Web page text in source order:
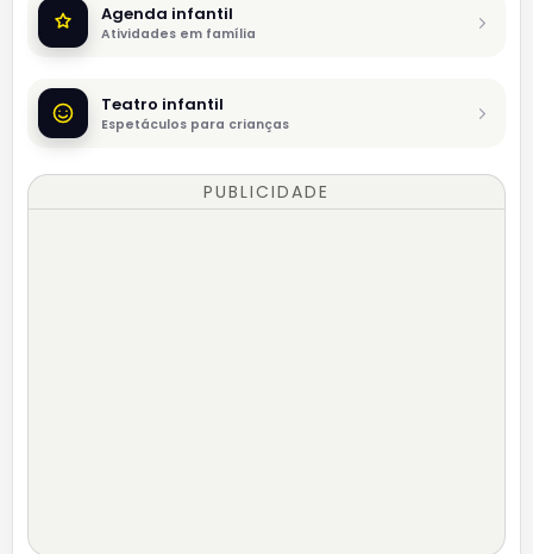
Agenda infantil
Atividades em família
Teatro infantil
Espetáculos para crianças
PUBLICIDADE